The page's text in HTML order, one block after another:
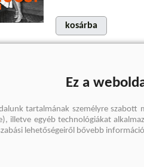
kosárba
Ez a
tartalmának személyre szabott
illetve egyéb technológiákat
lehetőségeiről bővebb információ